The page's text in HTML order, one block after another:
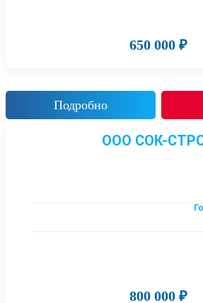
650 000 ₽
Подробно
ООО СОК-
800 000 ₽